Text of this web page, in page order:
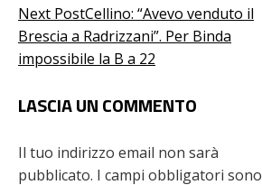
Next PostCellino: “Avevo venduto il
Brescia a Radrizzani”. Per Binda
impossibile la B a 22
LASCIA UN COMMENTO
Il tuo indirizzo email non sarà
pubblicato. I campi obbligatori sono